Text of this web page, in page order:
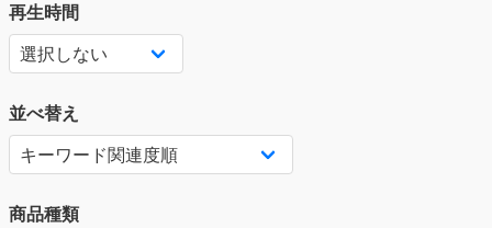
再生時間
並べ替え
商品種類